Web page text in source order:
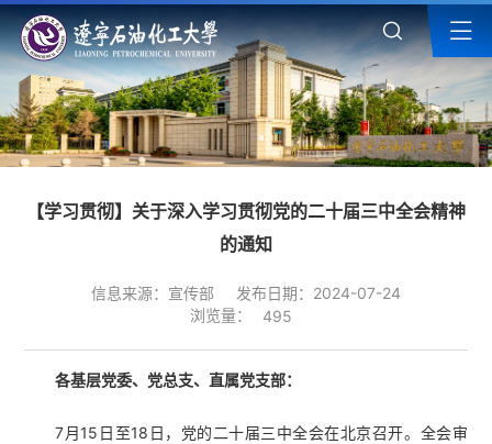
【学习贯彻】关于深入学习贯彻党的二十届三中全会精神
的通知
信息来源：宣传部
发布日期：2024-07-24
浏览量：
495
各基层党委、党总支、直属党支部：
7月15日至18日，党的二十届三中全会在北京召开。全会审